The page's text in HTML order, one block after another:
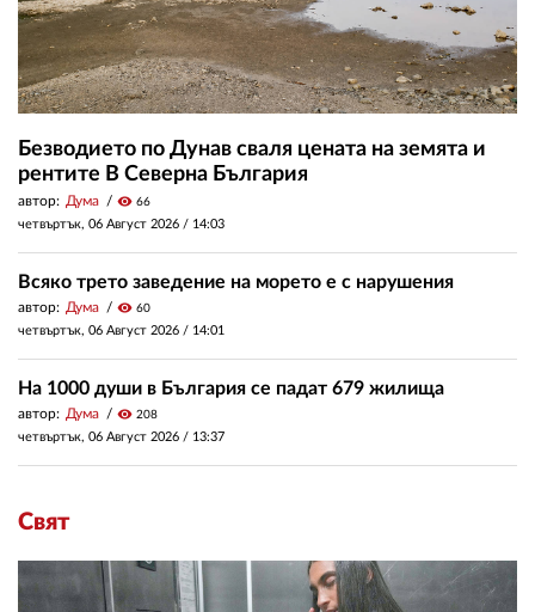
Безводието по Дунав сваля цената на земята и
рентите В Северна България
автор: Дума visibility 66
четвъртък, 06 Август 2026 / 14:03
Всяко трето заведение на морето е с нарушения
автор: Дума visibility 60
четвъртък, 06 Август 2026 / 14:01
На 1000 души в България се падат 679 жилища
автор: Дума visibility 208
четвъртък, 06 Август 2026 / 13:37
Свят